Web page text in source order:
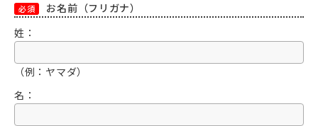
必須
お名前（フリガナ）
姓：
（例：ヤマダ）
名：